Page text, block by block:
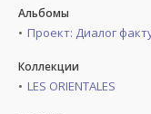
Альбомы
Проект: Диалог
Коллекции
LES ORIENTALES